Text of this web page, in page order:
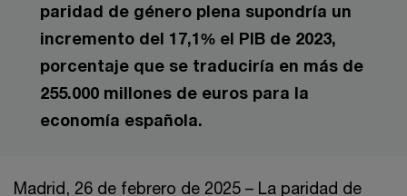
paridad de género plena supondría un
incremento del 17,1% el PIB de 2023,
porcentaje que se traduciría en más de
255.000 millones de euros para la
economía española.
Madrid, 26 de febrero de 2025 – La paridad de